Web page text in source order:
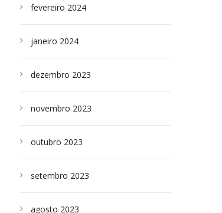
fevereiro 2024
janeiro 2024
dezembro 2023
novembro 2023
outubro 2023
setembro 2023
agosto 2023